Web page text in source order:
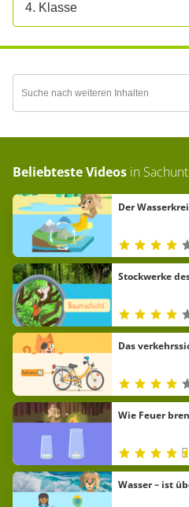
4. Klasse
Beliebteste Videos in
Der
Stockwerke
Das
Wie Feuer
Wasser – ist